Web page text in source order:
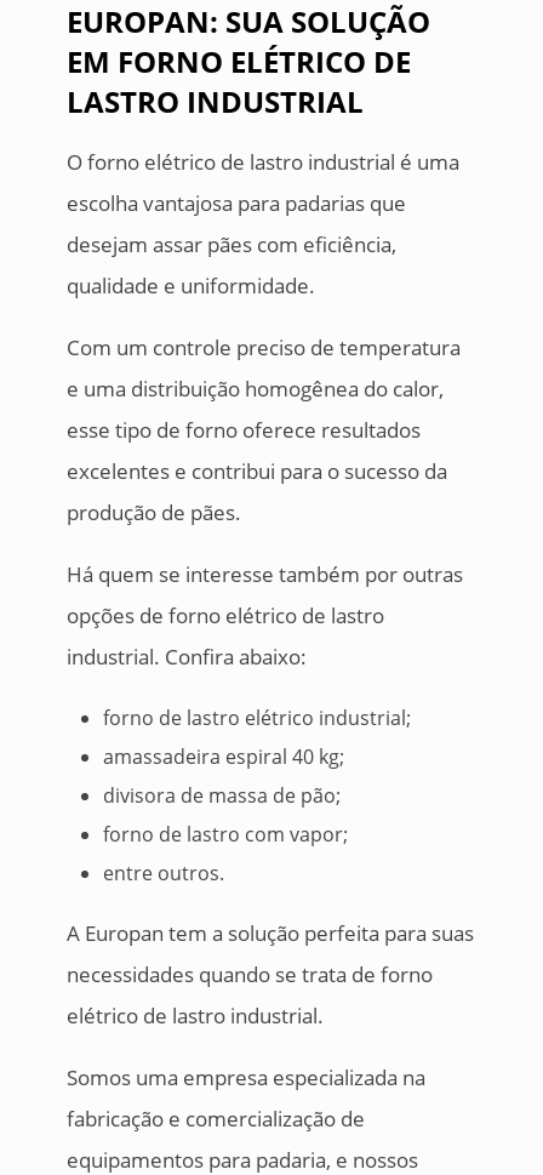
EUROPAN: SUA SOLUÇÃO
EM FORNO ELÉTRICO DE
LASTRO INDUSTRIAL
O forno elétrico de lastro industrial é uma
escolha vantajosa para padarias que
desejam assar pães com eficiência,
qualidade e uniformidade.
Com um controle preciso de temperatura
e uma distribuição homogênea do calor,
esse tipo de forno oferece resultados
excelentes e contribui para o sucesso da
produção de pães.
Há quem se interesse também por outras
opções de forno elétrico de lastro
industrial. Confira abaixo:
forno de lastro elétrico industrial;
amassadeira espiral 40 kg;
divisora de massa de pão;
forno de lastro com vapor;
entre outros.
A Europan tem a solução perfeita para suas
necessidades quando se trata de forno
elétrico de lastro industrial.
Somos uma empresa especializada na
fabricação e comercialização de
equipamentos para padaria, e nossos